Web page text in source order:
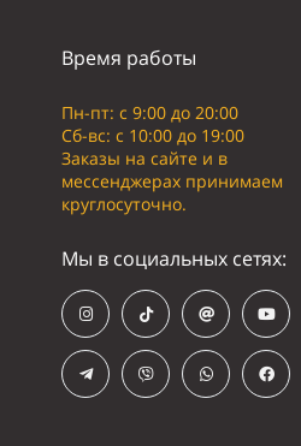
Время работы
Пн-пт: с 9:00 до 20:00
Сб-вс: с 10:00 до 19:00
Заказы на сайте и в
мессенджерах принимаем
круглосуточно.
Мы в социальных сетях: